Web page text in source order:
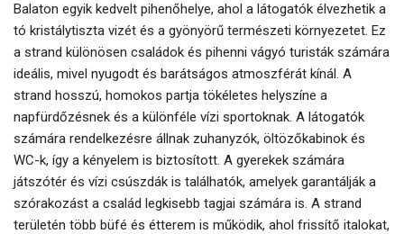
Balaton egyik kedvelt pihenőhelye, ahol a látogatók élvezhetik a
tó kristálytiszta vizét és a gyönyörű természeti környezetet. Ez
a strand különösen családok és pihenni vágyó turisták számára
ideális, mivel nyugodt és barátságos atmoszférát kínál. A
strand hosszú, homokos partja tökéletes helyszíne a
napfürdőzésnek és a különféle vízi sportoknak. A látogatók
számára rendelkezésre állnak zuhanyzók, öltözőkabinok és
WC-k, így a kényelem is biztosított. A gyerekek számára
játszótér és vízi csúszdák is találhatók, amelyek garantálják a
szórakozást a család legkisebb tagjai számára is. A strand
területén több büfé és étterem is működik, ahol frissítő italokat,